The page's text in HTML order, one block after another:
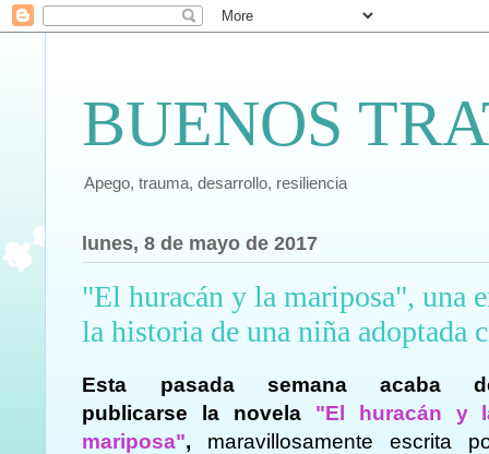
BUENOS
Apego, trauma, desarrollo, resiliencia
lunes, 8 de mayo de 2017
"El huracán y la mariposa", una
la historia de una niña adoptada
Esta pasada semana acaba
publicarse la novela "El huracán y
mariposa", maravillosamente escrita